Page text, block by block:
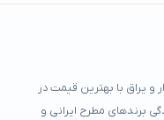
و یراق با بهترین قیمت در
برندهای مطرح ایرانی و